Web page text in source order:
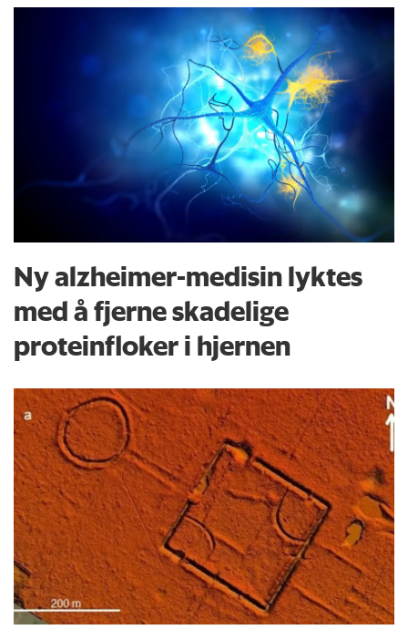
Ny alzheimer-medisin lyktes
med å fjerne skadelige
proteinfloker i hjernen